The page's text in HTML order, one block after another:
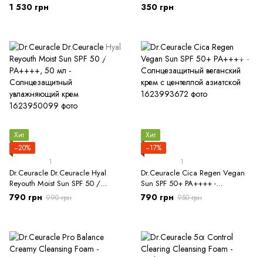
Dr.Ceuracle Pro Balance
Cleansing Duo Set, 2 в 1
1 530 грн
Очищающее масло на основе
комплекса с 5 пробиотиков
350 грн
Хит
−20%
1
Dr.Ceuracle Dr.Ceuracle Hyal
Reyouth Moist Sun SPF 50 /
PA++++, 50 мл -
Солнцезащитный увлажняющий
790 грн 990 грн
Хит
−17%
1
Dr.Ceuracle Cica Regen Vegan
Sun SPF 50+ PA++++ -
Солнцезащитный веганский
крем с центеллой азиатской
790 грн 950 грн